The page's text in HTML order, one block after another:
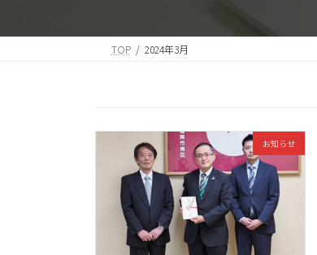
TOP 2024年3月
お知らせ